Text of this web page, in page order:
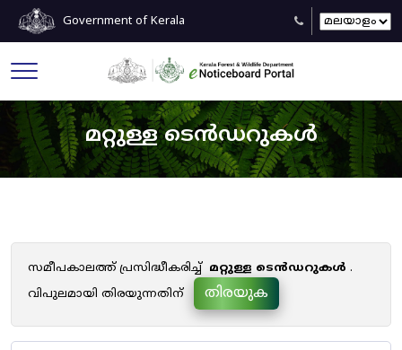
Government of Kerala
മറ്റുള്ള ടെൻഡറുകൾ
സമീപകാലത്ത് പ്രസിദ്ധീകരിച്ച് മറ്റുള്ള ടെൻഡറുകൾ .
വിപുലമായി തിരയുന്നതിന്
തിരയുക